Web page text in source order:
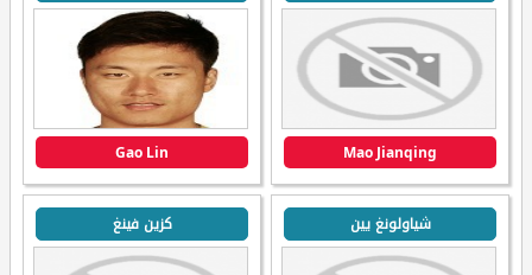
Mao Jianqing
Gao Lin
شياولونغ يين كزين فينغ